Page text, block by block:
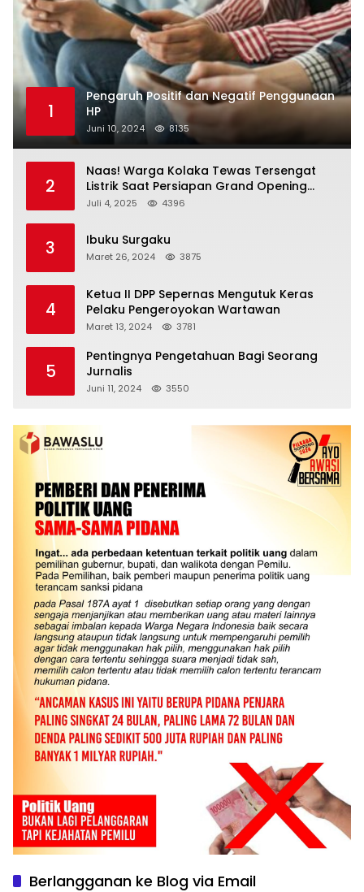
1
Pengaruh Positif dan Negatif Penggunaan
HP
Juni 10, 2024 8135
2
Naas! Warga Kolaka Tewas Tersengat
Listrik Saat Persiapan Grand Opening
Rumah Makan
Juli 4, 2025 4396
3 Ibuku Surgaku
Maret 26, 2024 3875
4
Ketua II DPP Sepernas Mengutuk Keras
Pelaku Pengeroyokan Wartawan
Maret 13, 2024 3781
5
Pentingnya Pengetahuan Bagi Seorang
Jurnalis
Juni 11, 2024 3550
Berlangganan ke Blog via Email